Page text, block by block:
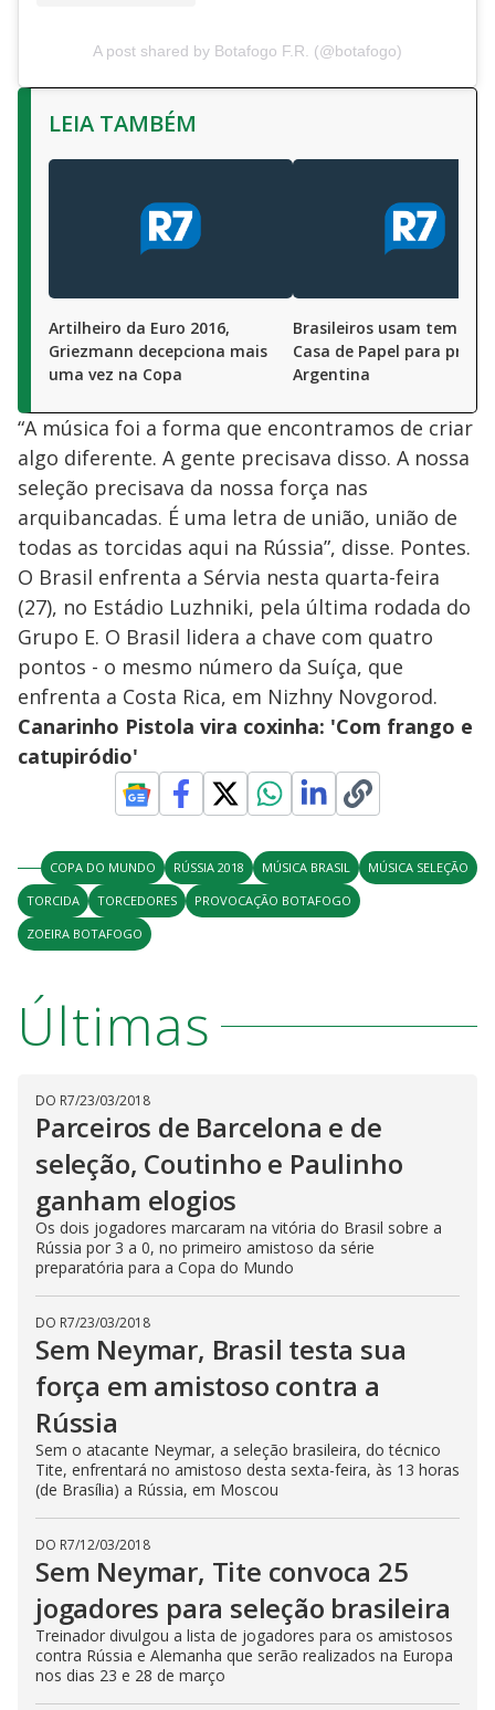
A post shared by Botafogo F.R. (@botafogo)
LEIA TAMBÉM
Artilheiro da Euro 2016,
Griezmann decepciona mais
uma vez na Copa
Brasileiros usam tema de
Casa de Papel para
Argentina
“A música foi a forma que encontramos de criar
algo diferente. A gente precisava disso. A nossa
seleção precisava da nossa força nas
arquibancadas. É uma letra de união, união de
todas as torcidas aqui na Rússia”, disse. Pontes.
O Brasil enfrenta a Sérvia nesta quarta-feira
(27), no Estádio Luzhniki, pela última rodada do
Grupo E. O Brasil lidera a chave com quatro
pontos - o mesmo número da Suíça, que
enfrenta a Costa Rica, em Nizhny Novgorod.
Canarinho Pistola vira coxinha: 'Com frango e
catupiródio'
COPA DO MUNDO RÚSSIA 2018 MÚSICA BRASIL
MÚSICA SELEÇÃO
TORCIDA
TORCEDORES
PROVOCAÇÃO BOTAFOGO
ZOEIRA BOTAFOGO
Últimas
DO R7/23/03/2018
Parceiros de Barcelona e de
seleção, Coutinho e Paulinho
ganham elogios
Os dois jogadores marcaram na vitória do Brasil sobre a
Rússia por 3 a 0, no primeiro amistoso da série
preparatória para a Copa do Mundo
DO R7/23/03/2018
Sem Neymar, Brasil testa sua
força em amistoso contra a
Rússia
Sem o atacante Neymar, a seleção brasileira, do técnico
Tite, enfrentará no amistoso desta sexta-feira, às 13 horas
(de Brasília) a Rússia, em Moscou
DO R7/12/03/2018
Sem Neymar, Tite convoca 25
jogadores para seleção brasileira
Treinador divulgou a lista de jogadores para os amistosos
contra Rússia e Alemanha que serão realizados na Europa
nos dias 23 e 28 de março